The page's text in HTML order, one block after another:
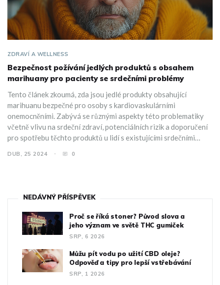
ZDRAVÍ A WELLNESS
Bezpečnost požívání jedlých produktů s obsahem
marihuany pro pacienty se srdečními problémy
Tento článek zkoumá, zda jsou jedlé produkty obsahující
marihuanu bezpečné pro osoby s kardiovaskulárními
onemocněními. Zabývá se různými aspekty této problematiky
včetně vlivu na srdeční zdraví, potenciálních rizik a doporučení
pro spotřebu těchto produktů u lidí s existujícími srdečními
DUB, 25 2024 0
NEDÁVNÝ PŘÍSPĚVEK
Proč se říká stoner? Původ slova a
jeho význam ve světě THC gumiček
SRP, 6 2026
Můžu pít vodu po užití CBD oleje?
Odpověď a tipy pro lepší vstřebávání
SRP, 1 2026